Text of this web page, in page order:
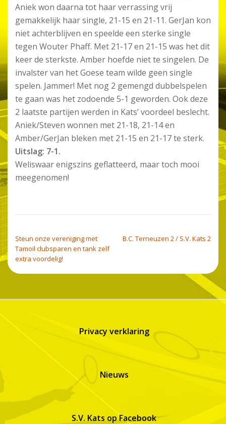
Aniek won daarna tot haar verrassing vrij
gemakkelijk haar single, 21-15 en 21-11. GerJan kon
niet achterblijven en speelde een sterke single
tegen Wouter Phaff. Met 21-17 en 21-15 was het dit
keer de sterkste. Amber hoefde niet te singelen. De
invalster van het Goese team wilde geen single
spelen. Jammer! Met nog 2 gemengd dubbelspelen
te gaan was het zodoende 5-1 geworden. Ook deze
2 laatste partijen werden in Kats’ voordeel beslecht.
Aniek/Steven wonnen met 21-18, 21-14 en
Amber/GerJan bleken met 21-15 en 21-17 te sterk.
Uitslag: 7-1.
Weliswaar enigszins geflatteerd, maar toch mooi
meegenomen!
Steun onze vereniging met
Tamoil clubsparen en tank zelf
extra voordelig!
B.C. Terneuzen 2 / S.V. Kats 2
Privacy verklaring
Nieuws
S.V. Kats op Facebook